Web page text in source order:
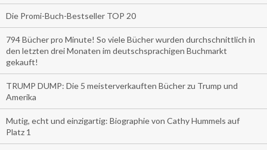
Die Promi-Buch-Bestseller TOP 20
794 Bücher pro Minute! So viele Bücher wurden durchschnittlich in
den letzten drei Monaten im deutschsprachigen Buchmarkt
gekauft!
TRUMP DUMP: Die 5 meisterverkauften Bücher zu Trump und
Amerika
Mutig, echt und einzigartig: Biographie von Cathy Hummels auf
Platz 1